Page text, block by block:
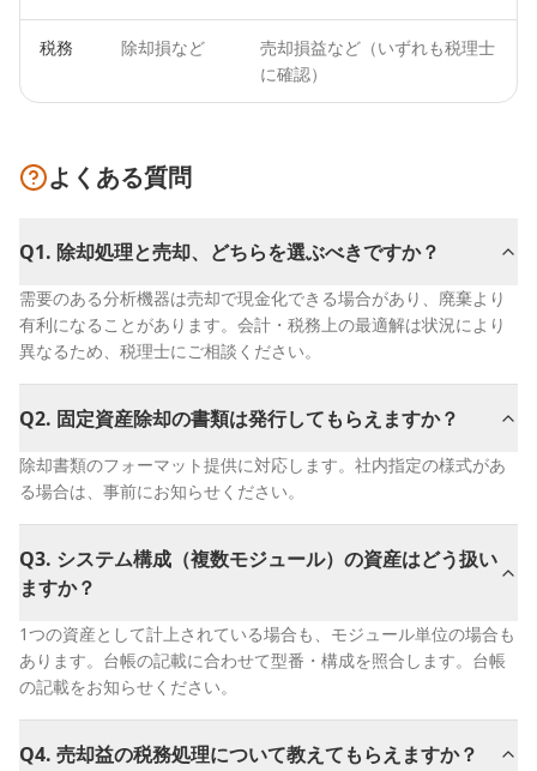
税務 除却損など
売却損益など（いずれも税理士
に確認）
よくある質問
Q1. 除却処理と売却、どちらを選ぶべきですか？
需要のある分析機器は売却で現金化できる場合があり、廃棄より
有利になることがあります。会計・税務上の最適解は状況により
異なるため、税理士にご相談ください。
Q2. 固定資産除却の書類は発行してもらえますか？
除却書類のフォーマット提供に対応します。社内指定の様式があ
る場合は、事前にお知らせください。
Q3. システム構成（複数モジュール）の資産はどう扱い
ますか？
1つの資産として計上されている場合も、モジュール単位の場合も
あります。台帳の記載に合わせて型番・構成を照合します。台帳
の記載をお知らせください。
Q4. 売却益の税務処理について教えてもらえますか？